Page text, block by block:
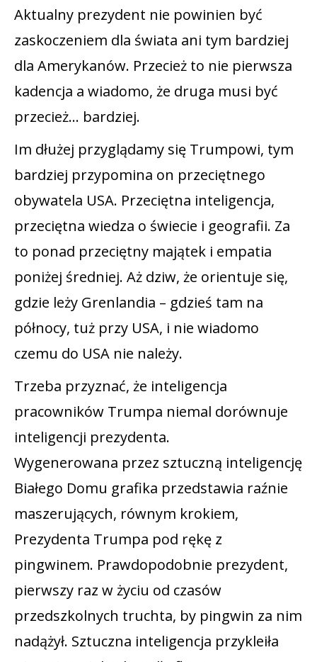
Aktualny prezydent nie powinien być
zaskoczeniem dla świata ani tym bardziej
dla Amerykanów. Przecież to nie pierwsza
kadencja a wiadomo, że druga musi być
przecież… bardziej.
Im dłużej przyglądamy się Trumpowi, tym
bardziej przypomina on przeciętnego
obywatela USA. Przeciętna inteligencja,
przeciętna wiedza o świecie i geografii. Za
to ponad przeciętny majątek i empatia
poniżej średniej. Aż dziw, że orientuje się,
gdzie leży Grenlandia – gdzieś tam na
północy, tuż przy USA, i nie wiadomo
czemu do USA nie należy.
Trzeba przyznać, że inteligencja
pracowników Trumpa niemal dorównuje
inteligencji prezydenta.
Wygenerowana przez sztuczną inteligencję
Białego Domu grafika przedstawia raźnie
maszerujących, równym krokiem,
Prezydenta Trumpa pod rękę z
pingwinem. Prawdopodobnie prezydent,
pierwszy raz w życiu od czasów
przedszkolnych truchta, by pingwin za nim
nadążył. Sztuczna inteligencja przykleiła